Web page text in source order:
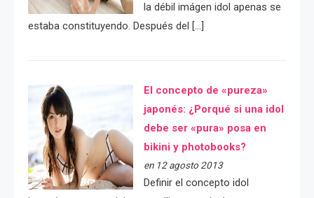
la débil imágen idol apenas se
estaba constituyendo. Después del […]
El concepto de «pureza»
japonés: ¿Porqué si una idol
debe ser «pura» posa en
bikini y photobooks?
en 12 agosto 2013
Definir el concepto idol